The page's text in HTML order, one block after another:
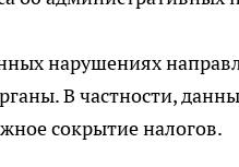
нарушениях
В частности,
сокрытие налогов.